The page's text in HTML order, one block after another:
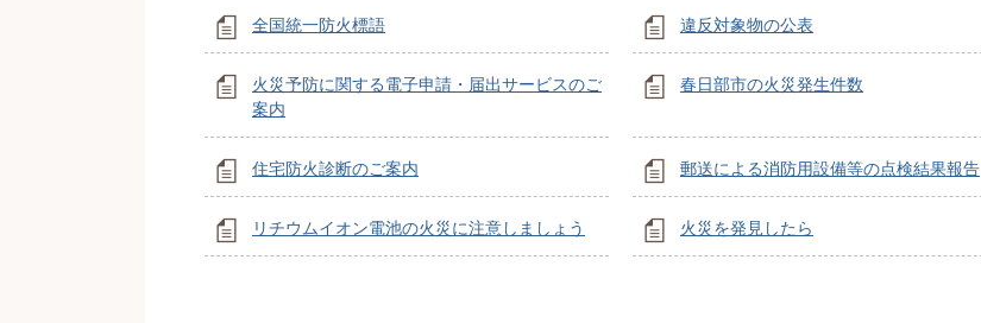
全国統一防火標語 違反対象物の公表
火災予防に関する電子申請・届出サービスのご
案内
春日部市の火災発生件数
住宅防火診断のご案内 郵送による消防用設備等の点検結果報告
リチウムイオン電池の火災に注意しましょう 火災を発見したら